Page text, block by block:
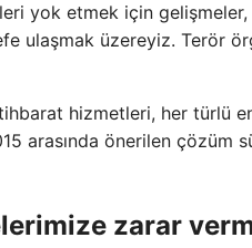
yok etmek için gelişmeler,
ulaşmak üzereyiz. Terör
hizmetleri, her türlü
arasında önerilen çözüm
zarar